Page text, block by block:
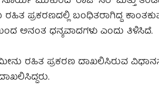
ಪ್ರಕರಣದಲ್ಲಿ ಬಂಧಿತರಾಗಿದ್ದ
ಅನಂತ ಧನ್ಯವಾದಗಳು ಎಂದು ತಿಳಿಸಿದೆ.
ರಹಿತ ಪ್ರಕರಣ ದಾಖಲಿಸಿರುವ